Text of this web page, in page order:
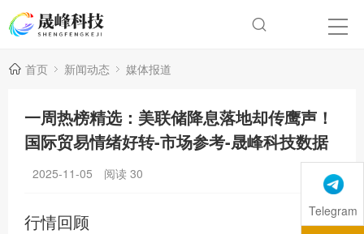
首页 新闻动态 媒体报道
一周热榜精选：美联储降息落地却传鹰声！
国际贸易情绪好转-市场参考-晟峰科技数据
2025-11-05 阅读 30
行情回顾 Telegram